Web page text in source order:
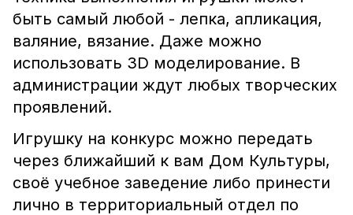
быть самый любой - лепка, апликация,
валяние, вязание. Даже можно
использовать 3D моделирование. В
администрации ждут любых творческих
проявлений.
Игрушку на конкурс можно передать
через ближайший к вам Дом Культуры,
своё учебное заведение либо принести
лично в территориальный отдел по